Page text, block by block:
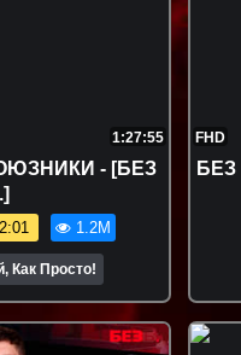
1:27:55
- [БЕЗ
1.2M
Как Просто!
FHD